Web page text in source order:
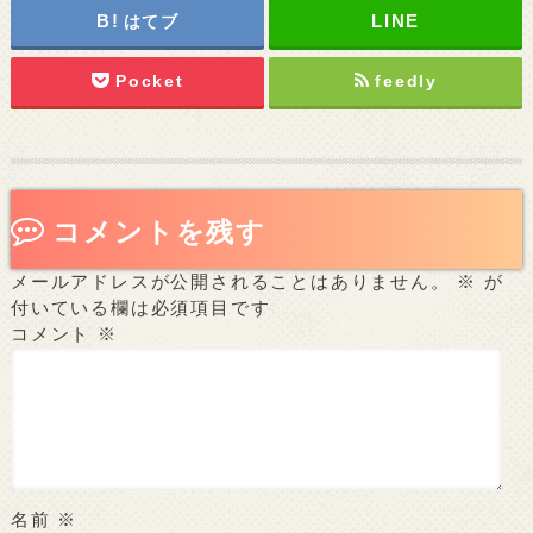
はてブ
Pocket feedly
コメントを残す
メールアドレスが公開されることはありません。 ※
が
付いている欄は必須項目です
コメント
※
名前 ※